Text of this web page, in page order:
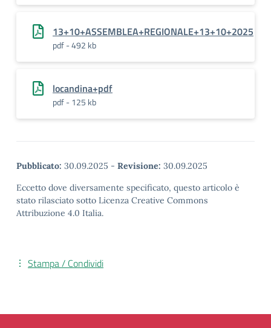
13+10+ASSEMBLEA+REGIONALE+13+10+2025
pdf - 492 kb
locandina+pdf
pdf - 125 kb
Pubblicato: 30.09.2025 - Revisione: 30.09.2025
Eccetto dove diversamente specificato, questo articolo è
stato rilasciato sotto Licenza Creative Commons
Attribuzione 4.0 Italia.
Stampa / Condividi